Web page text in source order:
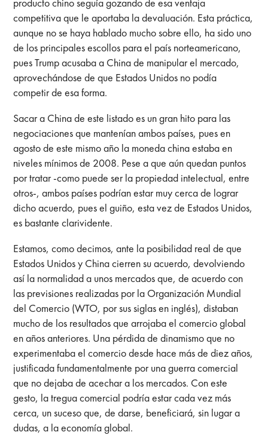
competitiva que le aportaba la devaluación. Esta práctica,
aunque no se haya hablado mucho sobre ello, ha sido uno
de los principales escollos para el país norteamericano,
pues Trump acusaba a China de manipular el mercado,
aprovechándose de que Estados Unidos no podía
competir de esa forma.
Sacar a China de este listado es un gran hito para las
negociaciones que mantenían ambos países, pues en
agosto de este mismo año la moneda china estaba en
niveles mínimos de 2008. Pese a que aún quedan puntos
por tratar -como puede ser la propiedad intelectual, entre
otros-, ambos países podrían estar muy cerca de lograr
dicho acuerdo, pues el guiño, esta vez de Estados Unidos,
es bastante clarividente.
Estamos, como decimos, ante la posibilidad real de que
Estados Unidos y China cierren su acuerdo, devolviendo
así la normalidad a unos mercados que, de acuerdo con
las previsiones realizadas por la Organización Mundial
del Comercio (WTO, por sus siglas en inglés), distaban
mucho de los resultados que arrojaba el comercio global
en años anteriores. Una pérdida de dinamismo que no
experimentaba el comercio desde hace más de diez años,
justificada fundamentalmente por una guerra comercial
que no dejaba de acechar a los mercados. Con este
gesto, la tregua comercial podría estar cada vez más
cerca, un suceso que, de darse, beneficiará, sin lugar a
dudas, a la economía global.